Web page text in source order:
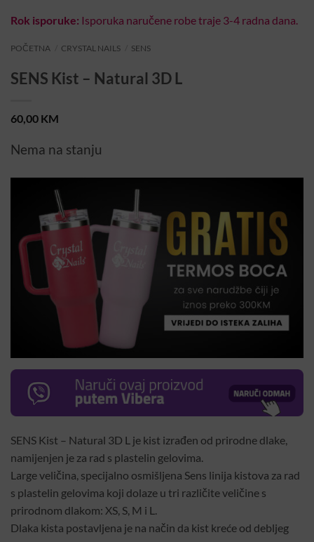
Rok isporuke: Isporuka naručene robe traje 3-4 radna dana.
POČETNA CRYSTAL NAILS SENS
SENS Kist – Natural 3D L
60,00 KM
Nema na stanju
SENS Kist – Natural 3D L je kist izrađen od prirodne dlake,
namijenjen je za rad s plastelin gelovima.
Large veličina, specijalno osmišljena Sens linija kistova za rad
s plastelin gelovima koji dolaze u tri različite veličine s
prirodnom dlakom: XS, S, M i L.
Dlaka kista postavljena je na način da kist kreće od debljeg